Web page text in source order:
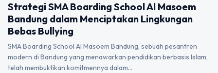
Strategi SMA Boarding School Al Masoem
Bandung dalam Menciptakan Lingkungan
Bebas Bullying
SMA Boarding School Al Masoem Bandung, sebuah pesantren
modern di Bandung yang menawarkan pendidikan berbasis Islam,
telah membuktikan komitmennya dalam…